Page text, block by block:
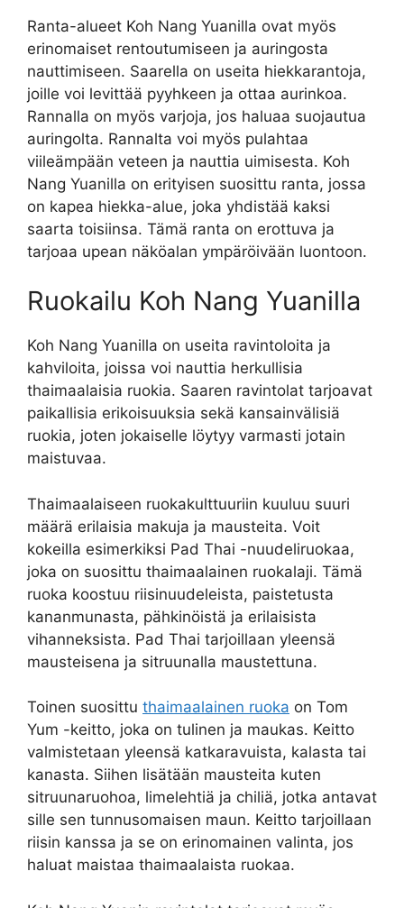
Ranta-alueet Koh Nang Yuanilla ovat myös
erinomaiset rentoutumiseen ja auringosta
nauttimiseen. Saarella on useita hiekkarantoja,
joille voi levittää pyyhkeen ja ottaa aurinkoa.
Rannalla on myös varjoja, jos haluaa suojautua
auringolta. Rannalta voi myös pulahtaa
viileämpään veteen ja nauttia uimisesta. Koh
Nang Yuanilla on erityisen suosittu ranta, jossa
on kapea hiekka-alue, joka yhdistää kaksi
saarta toisiinsa. Tämä ranta on erottuva ja
tarjoaa upean näköalan ympäröivään luontoon.
Ruokailu Koh Nang Yuanilla
Koh Nang Yuanilla on useita ravintoloita ja
kahviloita, joissa voi nauttia herkullisia
thaimaalaisia ruokia. Saaren ravintolat tarjoavat
paikallisia erikoisuuksia sekä kansainvälisiä
ruokia, joten jokaiselle löytyy varmasti jotain
maistuvaa.
Thaimaalaiseen ruokakulttuuriin kuuluu suuri
määrä erilaisia makuja ja mausteita. Voit
kokeilla esimerkiksi Pad Thai -nuudeliruokaa,
joka on suosittu thaimaalainen ruokalaji. Tämä
ruoka koostuu riisinuudeleista, paistetusta
kananmunasta, pähkinöistä ja erilaisista
vihanneksista. Pad Thai tarjoillaan yleensä
mausteisena ja sitruunalla maustettuna.
Toinen suosittu thaimaalainen ruoka on Tom
Yum -keitto, joka on tulinen ja maukas. Keitto
valmistetaan yleensä katkaravuista, kalasta tai
kanasta. Siihen lisätään mausteita kuten
sitruunaruohoa, limelehtiä ja chiliä, jotka antavat
sille sen tunnusomaisen maun. Keitto tarjoillaan
riisin kanssa ja se on erinomainen valinta, jos
haluat maistaa thaimaalaista ruokaa.